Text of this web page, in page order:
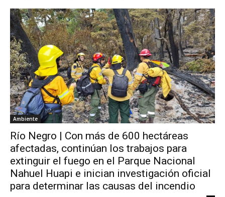
Ambiente
Río Negro | Con más de 600 hectáreas
afectadas, continúan los trabajos para
extinguir el fuego en el Parque Nacional
Nahuel Huapi e inician investigación oficial
para determinar las causas del incendio